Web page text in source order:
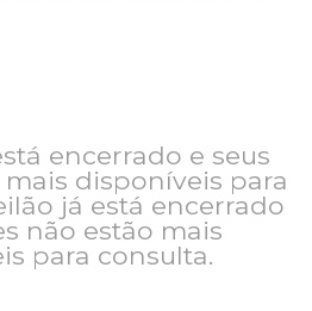
encerrado e seus
disponíveis para
já está encerrado
não estão mais
para consulta.